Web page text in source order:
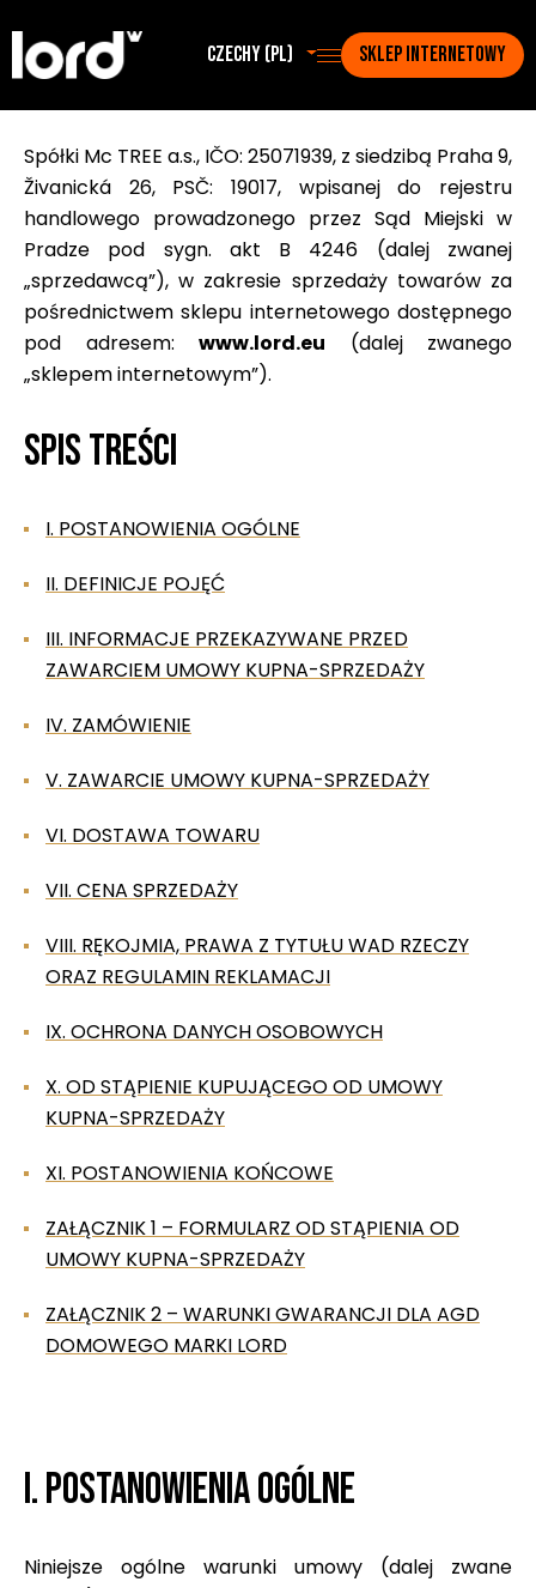
Czechy (pl) SKLEP INTERNETOWY
Spółki Mc TREE a.s., IČO: 25071939, z siedzibą Praha 9,
Živanická 26, PSČ: 19017, wpisanej do rejestru
handlowego prowadzonego przez Sąd Miejski w
Pradze pod sygn. akt B 4246 (dalej zwanej
„sprzedawcą”), w zakresie sprzedaży towarów za
pośrednictwem sklepu internetowego dostępnego
pod adresem: www.lord.eu (dalej zwanego
„sklepem internetowym”).
Spis treści
I. POSTANOWIENIA OGÓLNE
II. DEFINICJE POJĘĆ
III. INFORMACJE PRZEKAZYWANE PRZED
ZAWARCIEM UMOWY KUPNA-SPRZEDAŻY
IV. ZAMÓWIENIE
V. ZAWARCIE UMOWY KUPNA-SPRZEDAŻY
VI. DOSTAWA TOWARU
VII. CENA SPRZEDAŻY
VIII. RĘKOJMIA, PRAWA Z TYTUŁU WAD RZECZY
ORAZ REGULAMIN REKLAMACJI
IX. OCHRONA DANYCH OSOBOWYCH
X. OD STĄPIENIE KUPUJĄCEGO OD UMOWY
KUPNA-SPRZEDAŻY
XI. POSTANOWIENIA KOŃCOWE
ZAŁĄCZNIK 1 – FORMULARZ OD STĄPIENIA OD
UMOWY KUPNA-SPRZEDAŻY
ZAŁĄCZNIK 2 – WARUNKI GWARANCJI DLA AGD
DOMOWEGO MARKI LORD
I. POSTANOWIENIA OGÓLNE
Niniejsze ogólne warunki umowy (dalej zwane